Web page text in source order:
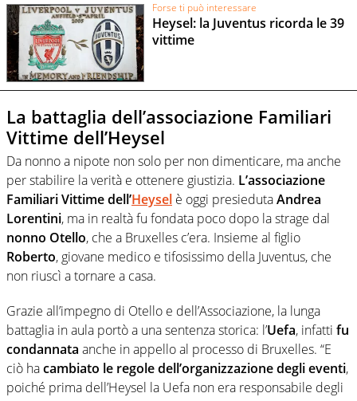
Forse ti può interessare
Heysel: la Juventus ricorda le 39
vittime
La battaglia dell’associazione Familiari
Vittime dell’Heysel
Da nonno a nipote non solo per non dimenticare, ma anche
per stabilire la verità e ottenere giustizia. L’associazione
Familiari Vittime dell’Heysel è oggi presiedutaAndrea
Lorentini, ma in realtà fu fondata poco dopo la strage dal
nonno Otello, che a Bruxelles c’era. Insieme al figlio
Roberto, giovane medico e tifosissimo della Juventus, che
non riuscì a tornare a casa.
Grazie all’impegno di Otello e dell’Associazione, la lunga
battaglia in aula portò a una sentenza storica: l’Uefa, infatti fu
condannata anche in appello al processo di Bruxelles. “E
ciò hacambiato le regole dell’organizzazione degli eventi,
poiché prima dell’Heysel la Uefa non era responsabile degli